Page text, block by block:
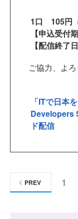
1口 105円
【申込受付
【配信終了
ご協力、よろ
「ITで日本
Developers
ド配信
1
PREV